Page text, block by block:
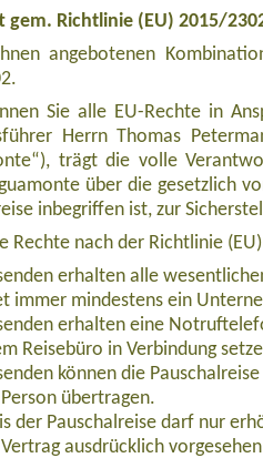
gem. Richtlinie (EU) 2015/
angebotenen
Sie alle EU-Rechte in
Herrn Thomas
trägt die volle
über die gesetzlich
inbegriffen ist, zur
Rechte nach der Richtlinie
erhalten alle
immer mindestens ein
erhalten eine
Reisebüro in Verbindung
können die
übertragen.
der Pauschalreise darf nur
ausdrücklich